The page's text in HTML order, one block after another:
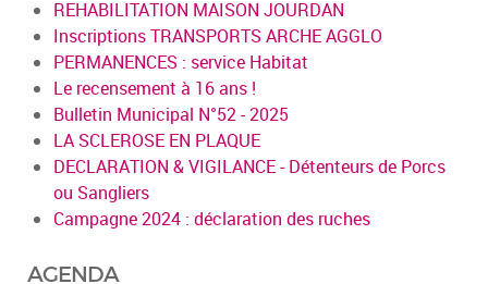
REHABILITATION MAISON JOURDAN
Inscriptions TRANSPORTS ARCHE AGGLO
PERMANENCES : service Habitat
Le recensement à 16 ans !
Bulletin Municipal N°52 - 2025
LA SCLEROSE EN PLAQUE
DECLARATION & VIGILANCE - Détenteurs de Porcs
ou Sangliers
Campagne 2024 : déclaration des ruches
AGENDA